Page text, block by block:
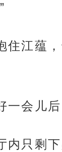
住江蕴
一会儿
内只剩